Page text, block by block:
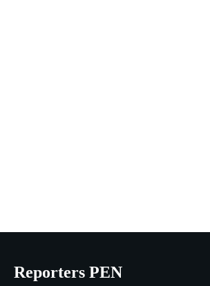
Reporters PEN